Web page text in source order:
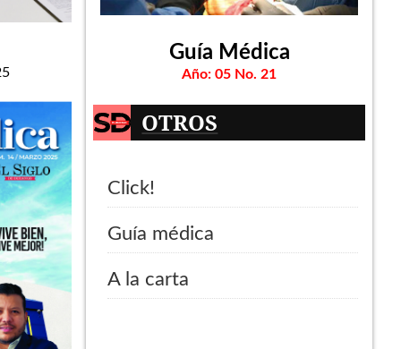
Guía Médica
Año: 05 No. 21
OTROS
Click!
Guía médica
A la carta